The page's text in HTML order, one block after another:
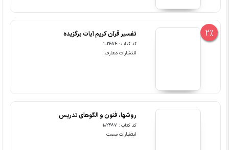
2% تفسیر قرآن کریم آیات برگزیده
کد کتاب : 102484
انتشارات معارف
روشها، فنون و الگوهای تدریس
کد کتاب : 102487
انتشارات سمت